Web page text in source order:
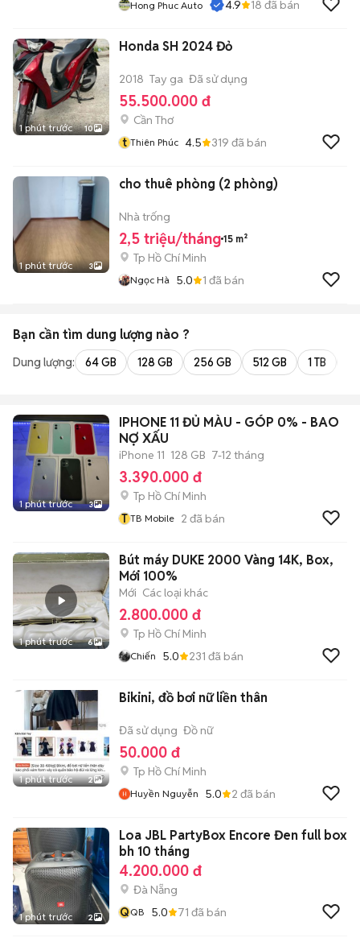
Hong Phuc Auto 4.9 18 đã bán
1 phút trước 10
Honda SH 2024 Đỏ
2018 Tay ga Đã sử dụng
55.500.000 đ
Cần Thơ
t Thiên Phúc 4.5 319 đã bán
1 phút trước 3
cho thuê phòng (2 phòng)
Nhà trống
2,5 triệu/tháng 15 m²
Tp Hồ Chí Minh
Ngọc Hà 5.0 1 đã bán
Bạn cần tìm dung lượng nào ?
Dung lượng: 64 GB 128 GB 256 GB 512 GB 1 TB
1 phút trước 3
IPHONE 11 ĐỦ MÀU - GÓP 0% - BAO
NỢ XẤU
iPhone 11 128 GB 7-12 tháng
3.390.000 đ
Tp Hồ Chí Minh
T TB Mobile 2 đã bán
1 phút trước 6
Bút máy DUKE 2000 Vàng 14K, Box,
Mới 100%
Mới Các loại khác
2.800.000 đ
Tp Hồ Chí Minh
Chiến 5.0 231 đã bán
1 phút trước 2
Bikini, đồ bơi nữ liền thân
Đã sử dụng Đồ nữ
50.000 đ
Tp Hồ Chí Minh
Huyền Nguyễn 5.0 2 đã bán
1 phút trước 2
Loa JBL PartyBox Encore Đen full box
bh 10 tháng
4.200.000 đ
Đà Nẵng
QQB 5.0 71 đã bán